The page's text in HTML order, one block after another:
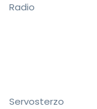
Radio
Servosterzo